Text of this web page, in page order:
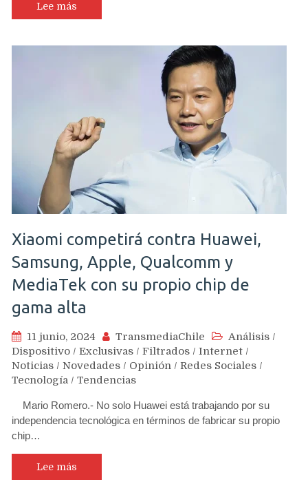
Lee más
Xiaomi competirá contra Huawei,
Samsung, Apple, Qualcomm y
MediaTek con su propio chip de
gama alta
11 junio, 2024 TransmediaChile Análisis /
Dispositivo / Exclusivas / Filtrados / Internet /
Noticias / Novedades / Opinión / Redes Sociales /
Tecnología / Tendencias
Mario Romero.- No solo Huawei está trabajando por su
independencia tecnológica en términos de fabricar su propio
chip…
Lee más